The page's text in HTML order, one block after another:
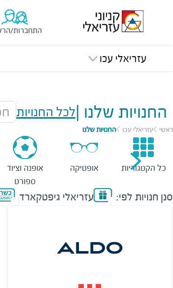
התחברות/
עזריאלי עכו
החנויות שלנו |לכל החנויות
ראשי עזריאלי עכו החנויות שלנו
כל הקטגוריות אופטיקה
אופנה וציוד
ספורט
סנן חנויות לפי: עזריאלי גיפטקארד